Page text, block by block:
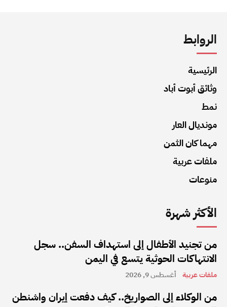
الروابط
الرئيسية
وثائق أبوت أباد
نمط
مونديال العار
مهما كان الثمن
ملفات عربية
منوعات
الأكثر شهرة
من تجنيد الأطفال إلى استهداف السفن.. سجل
الانتهاكات الحوثية يتسع في اليمن
ملفات عربية أغسطس 9, 2026
من الوكلاء إلى الصواريخ.. كيف دفعت إيران واشنطن